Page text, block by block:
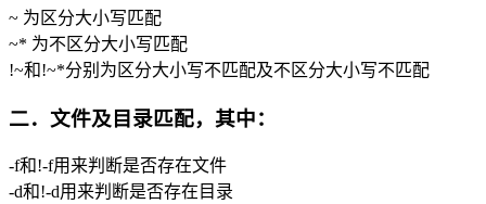
~ 为区分大小写匹配
~* 为不区分大小写匹配
!~和!~*分别为区分大小写不匹配及不区分大小写不匹配
二．文件及目录匹配，其中：
-f和!-f用来判断是否存在文件
-d和!-d用来判断是否存在目录